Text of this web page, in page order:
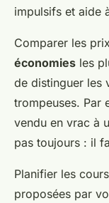
impulsifs et aide
Comparer les
économies les
de distinguer les
trompeuses. Par
vendu en vrac à
pas toujours : il
Planifier les
proposées par